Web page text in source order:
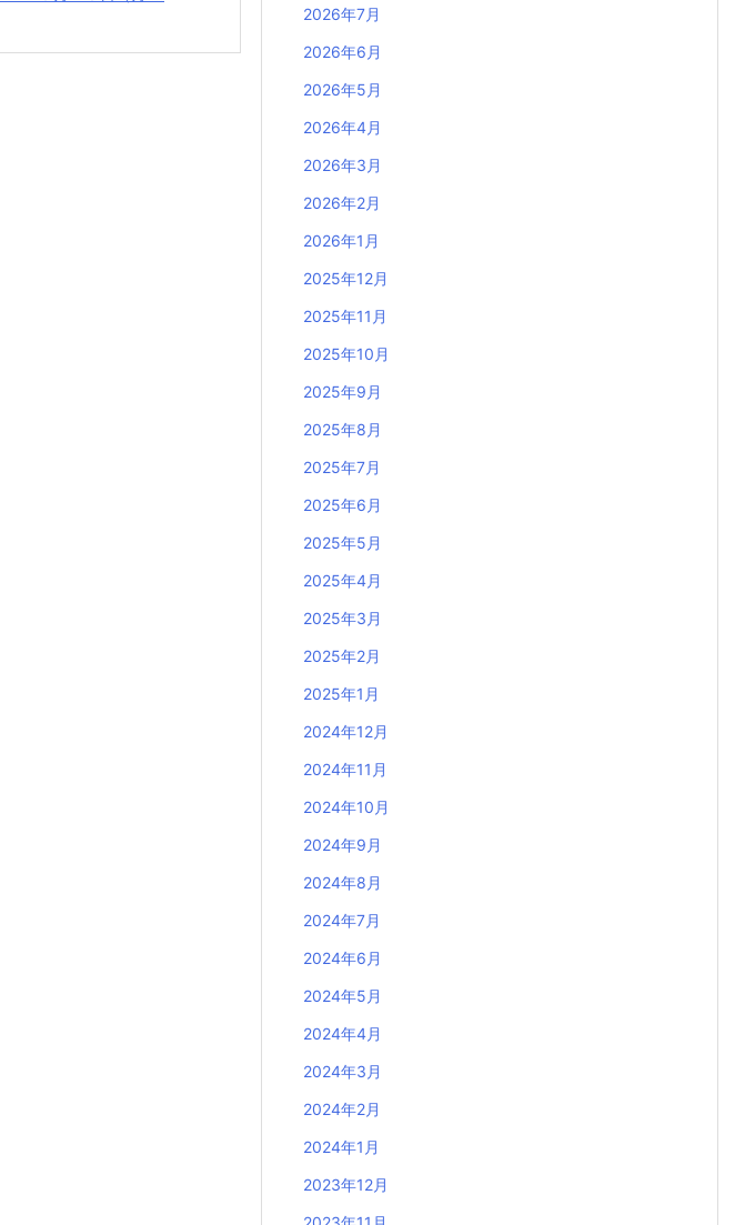
2026年7月
2026年6月
2026年5月
2026年4月
2026年3月
2026年2月
2026年1月
2025年12月
2025年11月
2025年10月
2025年9月
2025年8月
2025年7月
2025年6月
2025年5月
2025年4月
2025年3月
2025年2月
2025年1月
2024年12月
2024年11月
2024年10月
2024年9月
2024年8月
2024年7月
2024年6月
2024年5月
2024年4月
2024年3月
2024年2月
2024年1月
2023年12月